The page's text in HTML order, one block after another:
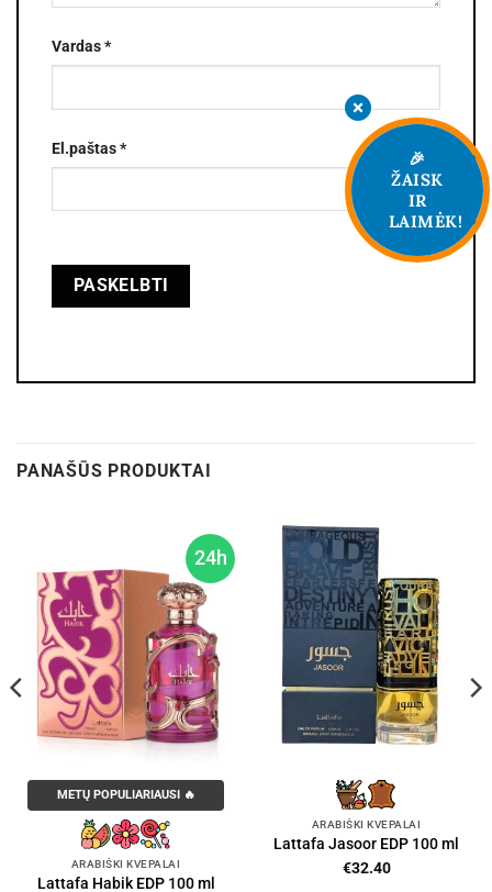
Vardas*
El.paštas*
PANAŠŪS PRODUKTAI
24h
METŲ POPULIARIAUSI 🔥
ARABIŠKI KVEPALAI
Lattafa Habik EDP 100 ml
ARABIŠKI KVEPALAI
Lattafa Jasoor EDP 100 ml
€32.40
🎉
ŽAISK
IR
LAIMĖK!